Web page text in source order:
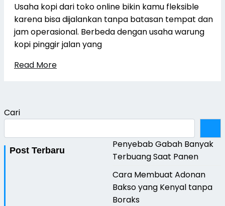
Usaha kopi dari toko online bikin kamu fleksible
karena bisa dijalankan tanpa batasan tempat dan
jam operasional. Berbeda dengan usaha warung
kopi pinggir jalan yang
Read More
Cari
Post Terbaru
Penyebab Gabah Banyak
Terbuang Saat Panen
Cara Membuat Adonan
Bakso yang Kenyal tanpa
Boraks